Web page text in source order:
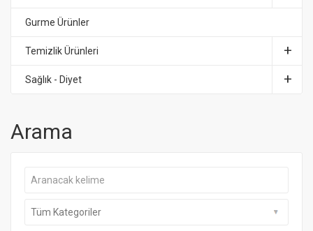
Gurme Ürünler
Temizlik Ürünleri
Sağlık - Diyet
Arama